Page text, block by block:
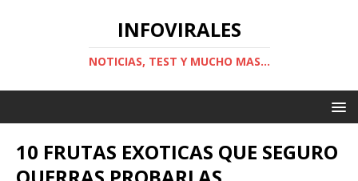
INFOVIRALES
NOTICIAS, TEST Y MUCHO MAS...
10 FRUTAS EXOTICAS QUE SEGURO